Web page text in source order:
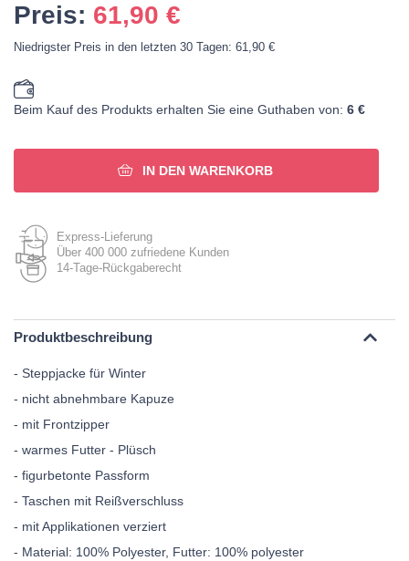
Preis: 61,90 €
Niedrigster Preis in den letzten 30 Tagen: 61,90 €
Beim Kauf des Produkts erhalten Sie eine Guthaben von: 6 €
IN DEN WARENKORB
Express-Lieferung
Über 400 000 zufriedene Kunden
14-Tage-Rückgaberecht
Produktbeschreibung
- Steppjacke für Winter
- nicht abnehmbare Kapuze
- mit Frontzipper
- warmes Futter - Plüsch
- figurbetonte Passform
- Taschen mit Reißverschluss
- mit Applikationen verziert
- Material: 100% Polyester, Futter: 100% polyester